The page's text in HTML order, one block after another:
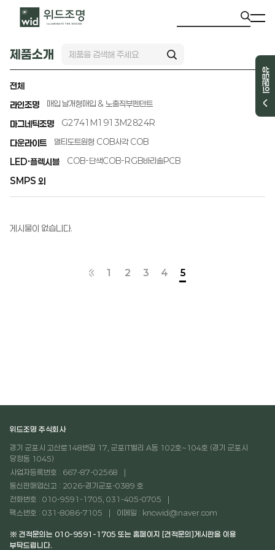
상담문의
제품소개
전체
라인조명
매입 날개형매입 & 노출직부펜던트
마그네틱조명 G2741 M1913M2824R
다운라이트 멀티도트원형 COB사각 COB
LED·플렉시블 COB-단색COB-RGB바리솔PCB
SMPS 외
게시물이 없습니다.
1 2 3 4 5
위드조명 주식회사
경기 군포시 고산로148번길 17, 군포IT밸리 A동 102호~104호 (경기 군포시
당정동 1045)
사업자등록번호 : 667-87-02568
통신판매업신고 : 2026-경기군포-0389 호
전화번호 : 010-9591-1705, 031-405-0705
팩스번호 : 031-8086-7105
이메일 : kncwid@naver.com
※ 견적문의는 010-9591-1705 또는 홈페이지 [견적문의]게시판을 이용
부탁드립니다.